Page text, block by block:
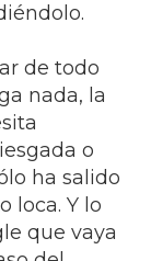
de todo
nada, la
o
ha salido
loca. Y lo
que vaya